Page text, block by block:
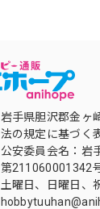
岩手県胆沢郡金
法の規定に基づ
公安委員会名：岩
第211060001342
土曜日、日曜日、